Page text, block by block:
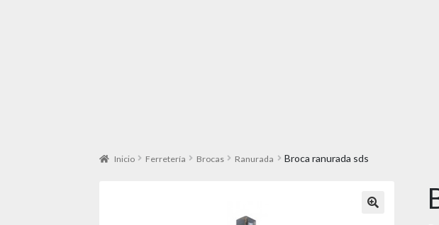
Inicio Ferretería Brocas Ranurada Broca ranurada sds